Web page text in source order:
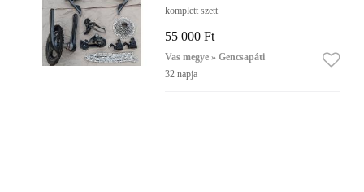
komplett szett
55 000 Ft
Vas megye » Gencsapáti
32 napja